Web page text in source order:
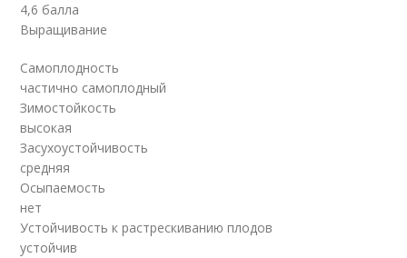
4,6 балла
Выращивание
Самоплодность
частично самоплодный
Зимостойкость
высокая
Засухоустойчивость
средняя
Осыпаемость
нет
Устойчивость к растрескиванию плодов
устойчив